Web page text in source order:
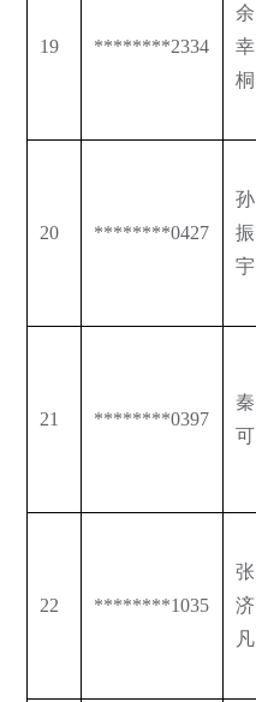
19 ********2334
余
幸
桐
20 ********0427
孙
振
宇
21 ********0397
秦
可
22 ********1035
张
济
凡